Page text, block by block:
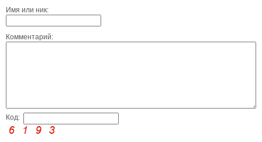
Имя или ник:
Комментарий:
Код: